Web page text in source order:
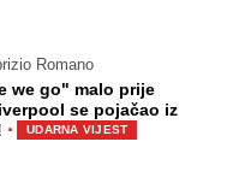
Romano
we go" malo prije
se pojačao iz
· UDARNA VIJEST